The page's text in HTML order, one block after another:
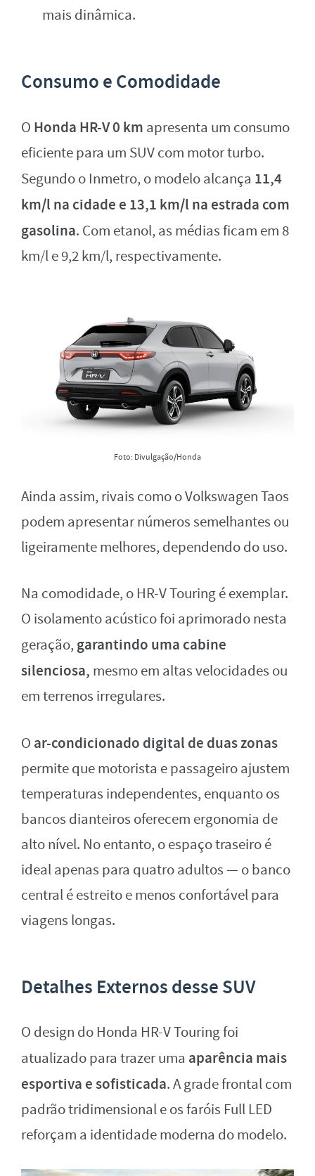
mais dinâmica.
Consumo e Comodidade
O Honda HR-V 0 km apresenta um consumo
eficiente para um SUV com motor turbo.
Segundo o Inmetro, o modelo alcança 11,4
km/l na cidade e 13,1 km/l na estrada com
gasolina. Com etanol, as médias ficam em 8
km/l e 9,2 km/l, respectivamente.
Foto: Divulgação/Honda
Ainda assim, rivais como o Volkswagen Taos
podem apresentar números semelhantes ou
ligeiramente melhores, dependendo do uso.
Na comodidade, o HR-V Touring é exemplar.
O isolamento acústico foi aprimorado nesta
geração, garantindo uma cabine
silenciosa, mesmo em altas velocidades ou
em terrenos irregulares.
O ar-condicionado digital de duas zonas
permite que motorista e passageiro ajustem
temperaturas independentes, enquanto os
bancos dianteiros oferecem ergonomia de
alto nível. No entanto, o espaço traseiro é
ideal apenas para quatro adultos — o banco
central é estreito e menos confortável para
viagens longas.
Detalhes Externos desse SUV
O design do Honda HR-V Touring foi
atualizado para trazer uma aparência mais
esportiva e sofisticada. A grade frontal com
padrão tridimensional e os faróis Full LED
reforçam a identidade moderna do modelo.